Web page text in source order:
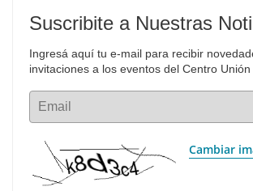
Suscribite a Nuestras
Ingresá aquí tu e-mail para recibir
invitaciones a los eventos del Centro Unión
Email
Cambiar